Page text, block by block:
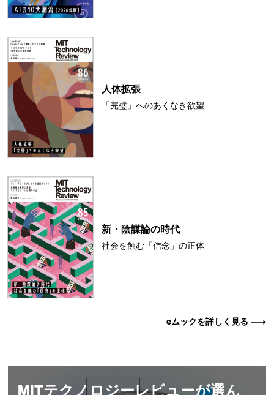
人体拡張
「完璧」へのあくなき欲望
新・陰謀論の時代
社会を蝕む「信念」の正体
eムックを詳しく見る
MITテクノロジーレビューが選ん